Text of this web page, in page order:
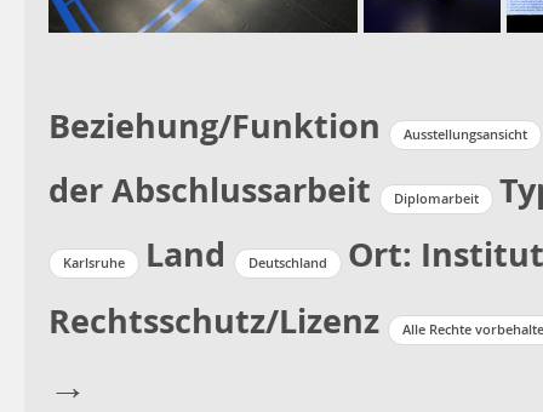
Beziehung/Funktion Ausstellungsansicht
der Abschlussarbeit Diplomarbeit
Karlsruhe Land Deutschland
Ort:
Rechtsschutz/Lizenz
Alle Rechte
→